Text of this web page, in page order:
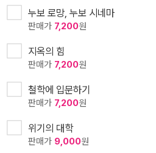
누보 로망, 누보 시네마
판매가 7,200원
지옥의 힘
판매가 7,200원
철학에 입문하기
판매가 7,200원
위기의 대학
판매가 9,000원